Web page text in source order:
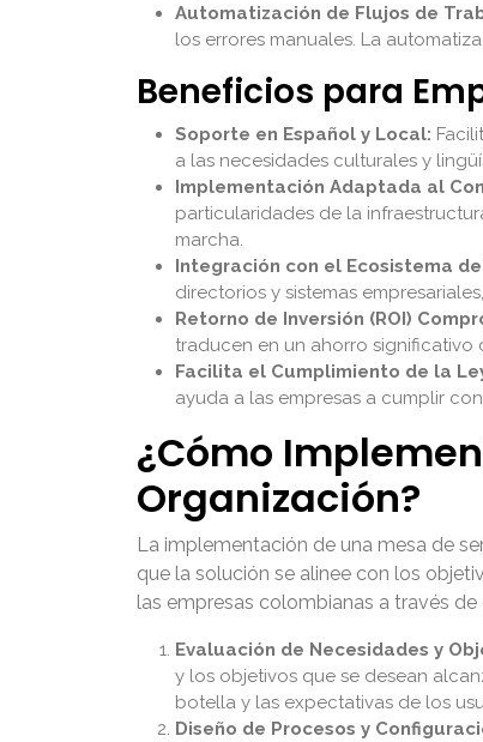
Automatización de Flujos de
los errores manuales. La
Beneficios para
Soporte en Español y Local:
a las necesidades culturales y
Implementación Adaptada al
particularidades de la
marcha.
Integración con el Ecosistema
directorios y sistemas
Retorno de Inversión (ROI)
traducen en un ahorro significativo
Facilita el Cumplimiento de la
ayuda a las empresas a cumplir
¿Cómo
Organización?
La implementación de una mesa de
que la solución se alinee con los
las empresas colombianas a través de
Evaluación de Necesidades y
y los objetivos que se desean
botella y las expectativas de los
Diseño de Procesos y